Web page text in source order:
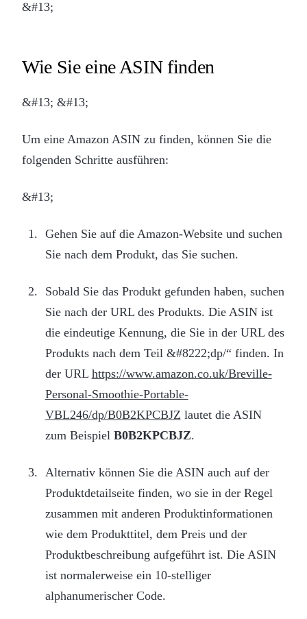
&#13;
Wie Sie eine ASIN finden
&#13; &#13;
Um eine Amazon ASIN zu finden, können Sie die
folgenden Schritte ausführen:
&#13;
Gehen Sie auf die Amazon-Website und suchen
Sie nach dem Produkt, das Sie suchen.
Sobald Sie das Produkt gefunden haben, suchen
Sie nach der URL des Produkts. Die ASIN ist
die eindeutige Kennung, die Sie in der URL des
Produkts nach dem Teil &#8222;dp/“ finden. In
der URL https://www.amazon.co.uk/Breville-
Personal-Smoothie-Portable-
VBL246/dp/B0B2KPCBJZ lautet die ASIN
zum Beispiel B0B2KPCBJZ.
Alternativ können Sie die ASIN auch auf der
Produktdetailseite finden, wo sie in der Regel
zusammen mit anderen Produktinformationen
wie dem Produkttitel, dem Preis und der
Produktbeschreibung aufgeführt ist. Die ASIN
ist normalerweise ein 10-stelliger
alphanumerischer Code.